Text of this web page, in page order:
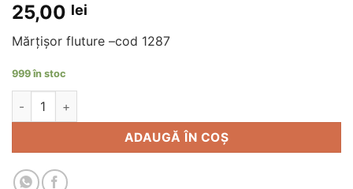
25,00 lei
Mărțișor fluture –cod 1287
999 în stoc
Cantitate Mărțișor Fluture
ADAUGĂ ÎN COȘ